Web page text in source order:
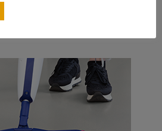
que necesita para instalar su